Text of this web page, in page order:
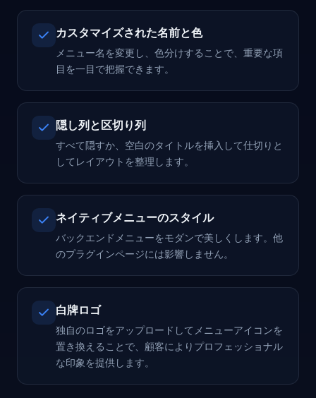
カスタマイズされた名前と色
メニュー名を変更し、色分けすることで、重要な項
目を一目で把握できます。
隠し列と区切り列
すべて隠すか、空白のタイトルを挿入して仕切りと
してレイアウトを整理します。
ネイティブメニューのスタイル
バックエンドメニューをモダンで美しくします。他
のプラグインページには影響しません。
白牌ロゴ
独自のロゴをアップロードしてメニューアイコンを
置き換えることで、顧客によりプロフェッショナル
な印象を提供します。